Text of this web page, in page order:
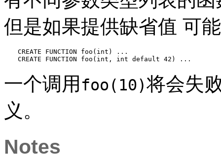
但是如果提供缺省值 可
CREATE FUNCTION foo(int) ...
CREATE FUNCTION foo(int, int default 42) ...
一个调用 foo(10)将会失
义。
Notes